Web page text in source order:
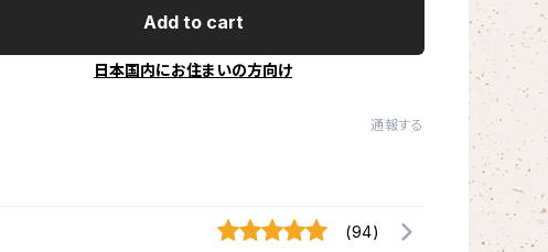
Add to cart
日本国内にお住まいの方向け
通報する
(94)